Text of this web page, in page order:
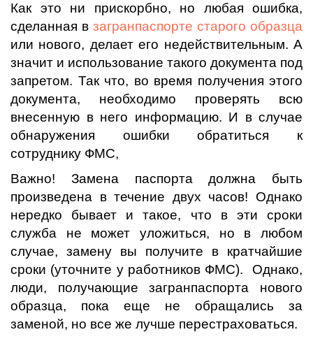
Как это ни прискорбно, но любая ошибка,
сделанная в загранпаспорте старого образца
или нового, делает его недействительным. А
значит и использование такого документа под
запретом. Так что, во время получения этого
документа, необходимо проверять всю
внесенную в него информацию. И в случае
обнаружения ошибки обратиться к
сотруднику ФМС,
Важно! Замена паспорта должна быть
произведена в течение двух часов! Однако
нередко бывает и такое, что в эти сроки
служба не может уложиться, но в любом
случае, замену вы получите в кратчайшие
сроки (уточните у работников ФМС). Однако,
люди, получающие загранпаспорта нового
образца, пока еще не обращались за
заменой, но все же лучше перестраховаться.